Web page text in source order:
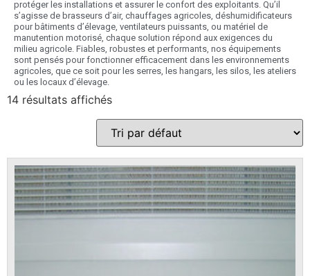
protéger les installations et assurer le confort des exploitants. Qu’il
s’agisse de brasseurs d’air, chauffages agricoles, déshumidificateurs
pour bâtiments d’élevage, ventilateurs puissants, ou matériel de
manutention motorisé, chaque solution répond aux exigences du
milieu agricole. Fiables, robustes et performants, nos équipements
sont pensés pour fonctionner efficacement dans les environnements
agricoles, que ce soit pour les serres, les hangars, les silos, les ateliers
ou les locaux d’élevage.
14 résultats affichés